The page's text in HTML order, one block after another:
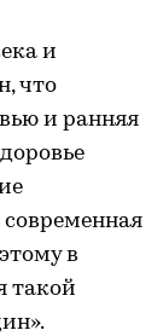
и
что
и ранняя
современная
в
такой